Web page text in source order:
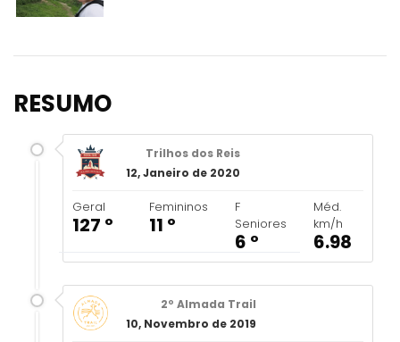
RESUMO
Trilhos dos Reis
12, Janeiro de 2020
Geral
127 º
Femininos
11 º
F
Seniores
6 º
Méd.
km/h
6.98
2º Almada Trail
10, Novembro de 2019